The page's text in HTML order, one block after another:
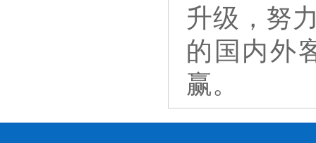
升级，努
的国内外
赢。